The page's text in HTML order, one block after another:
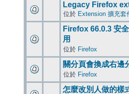
Legacy Firefox
位於 Extension 擴充套
Firefox 66.0.3 安
用
位於 Firefox
關分頁會換成右邊
位於 Firefox
怎麼改別人做的樣